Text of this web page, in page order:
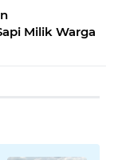
Milik Warga